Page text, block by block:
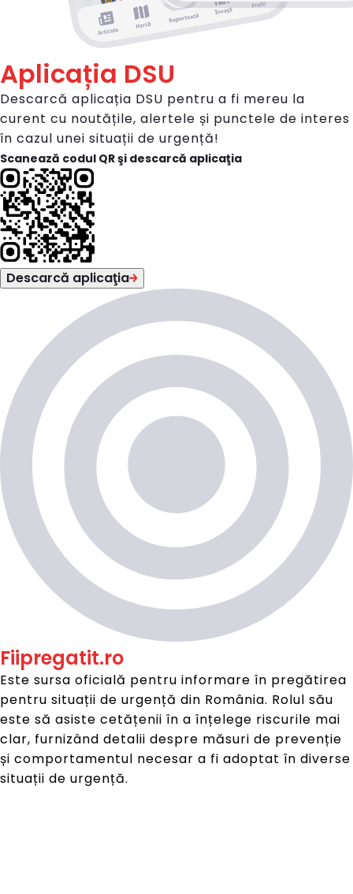
Aplicația DSU
Descarcă aplicația DSU pentru a fi mereu la
curent cu noutățile, alertele și punctele de interes
în cazul unei situații de urgență!
Scanează codul QR şi descarcă aplicaţia
Descarcă aplicaţia
Fiipregatit.ro
Este sursa oficială pentru informare în pregătirea
pentru situații de urgență din România. Rolul său
este să asiste cetățenii în a înțelege riscurile mai
clar, furnizând detalii despre măsuri de prevenție
și comportamentul necesar a fi adoptat în diverse
situații de urgență.